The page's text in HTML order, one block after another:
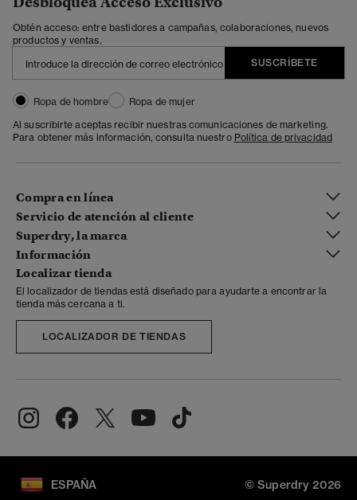
Obtén acceso: entre bastidores a campañas, colaboraciones, nuevos
productos y ventas.
SUSCRÍBETE
Ropa de hombre
Ropa de mujer
Al suscribirte aceptas recibir nuestras comunicaciones de marketing.
Para obtener más información, consulta nuestro Política de privacidad
Compra en línea
Servicio de atención al cliente
Superdry, la marca
Información
Localizar tienda
El localizador de tiendas está diseñado para ayudarte a encontrar la
tienda más cercana a ti.
LOCALIZADOR DE TIENDAS
ESPAÑA © Superdry 2026